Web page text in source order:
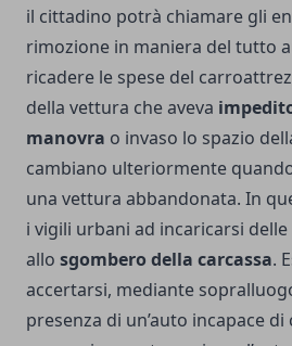
il cittadino potrà chiamare gli
rimozione in maniera del tutto
ricadere le spese del
della vettura che aveva
manovra o invaso lo spazio
cambiano ulteriormente
una vettura abbandonata. In
i vigili urbani ad incaricarsi
allo sgombero della carcassa.
accertarsi, mediante
presenza di un’auto incapace di